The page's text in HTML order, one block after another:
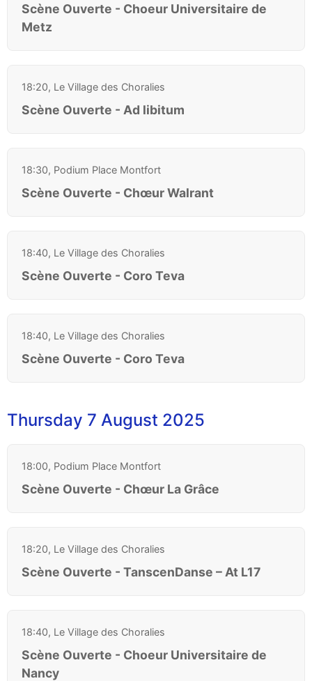
Scène Ouverte - Choeur Universitaire de
Metz
18:20, Le Village des Choralies
Scène Ouverte - Ad libitum
18:30, Podium Place Montfort
Scène Ouverte - Chœur Walrant
18:40, Le Village des Choralies
Scène Ouverte - Coro Teva
18:40, Le Village des Choralies
Scène Ouverte - Coro Teva
Thursday 7 August 2025
18:00, Podium Place Montfort
Scène Ouverte - Chœur La Grâce
18:20, Le Village des Choralies
Scène Ouverte - TanscenDanse – At L17
18:40, Le Village des Choralies
Scène Ouverte - Choeur Universitaire de
Nancy